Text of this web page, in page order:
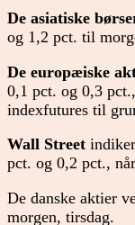
De asiatiske
og 1,2 pct. til
De europæiske
0,1 pct. og 0,3
indexfutures til
Wall Street
pct. og 0,2 pct.,
De danske aktier
morgen, tirsdag.